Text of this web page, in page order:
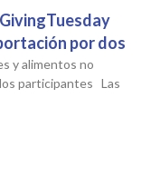
por dos
y alimentos no
participantes Las